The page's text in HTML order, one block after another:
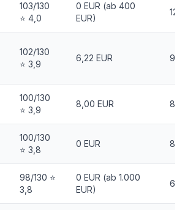
103/130
⭐ 4,0
0 EUR (ab 400
EUR)
102/130
⭐ 3,9
6,22 EUR
100/130
⭐ 3,9
8,00 EUR
100/130
⭐ 3,8
0 EUR
98/130 ⭐
3,8
0 EUR (ab 1.000
EUR)